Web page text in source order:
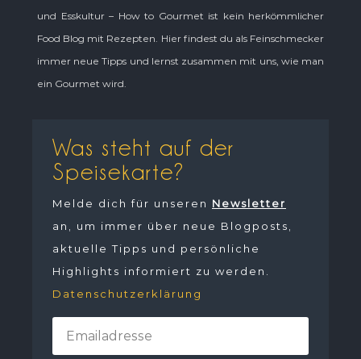
und Esskultur – How to Gourmet ist kein herkömmlicher
Food Blog mit Rezepten. Hier findest du als Feinschmecker
immer neue Tipps und lernst zusammen mit uns, wie man
ein Gourmet wird.
Was steht auf der
Speisekarte?
Melde dich für unseren Newsletter
an, um immer über neue Blogposts,
aktuelle Tipps und persönliche
Highlights informiert zu werden.
Datenschutzerklärung